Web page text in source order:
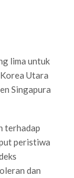
lima untuk
Utara
Singapura
terhadap
peristiwa
dan